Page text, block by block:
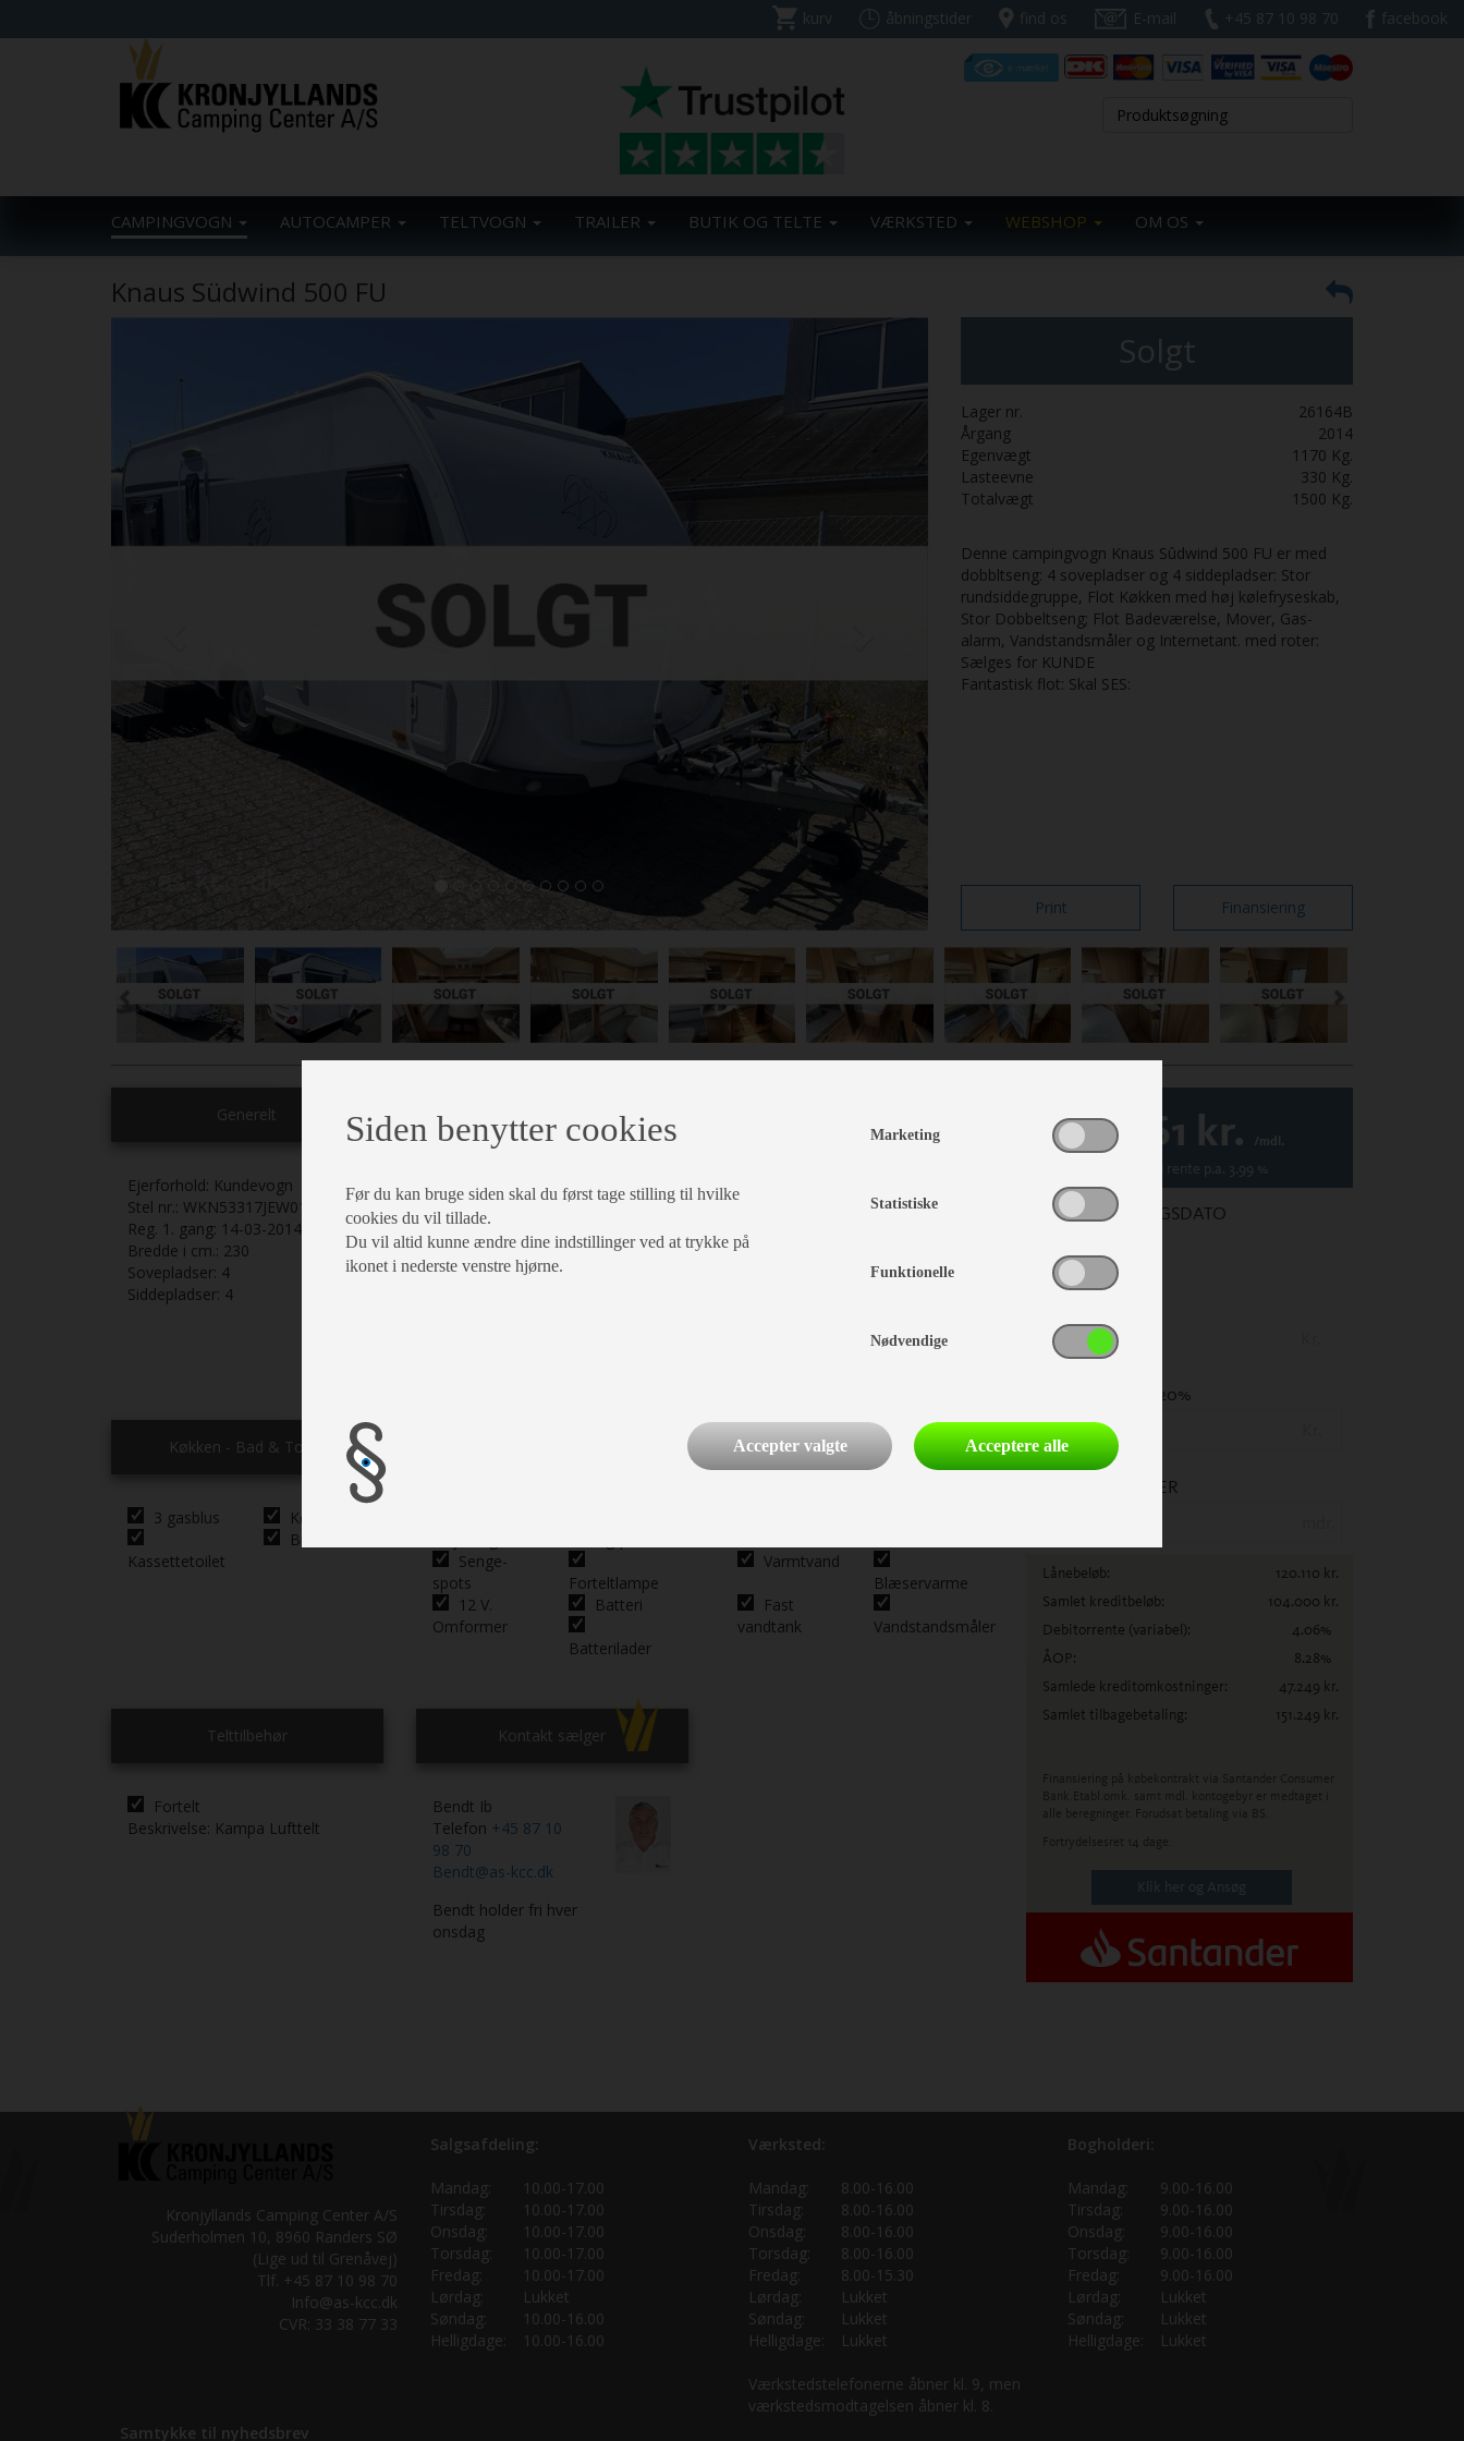
kurv åbningstider find os E-mail +45 87 10 98 70 facebook
CAMPINGVOGN AUTOCAMPER TELTVOGN TRAILER BUTIK OG TELTE VÆRKSTED WEBSHOP OM OS
Knaus Südwind 500 FU
Solgt
Lager nr.
26164B
Årgang
2014
Egenvægt
1170 Kg.
Lasteevne
330 Kg.
Totalvægt
1500 Kg.
Denne campingvogn Knaus Sûdwind 500 FU er med
dobbltseng: 4 sovepladser og 4 siddepladser: Stor
rundsiddegruppe, Flot Køkken med høj kølefryseskab,
Stor Dobbeltseng; Flot Badeværelse, Mover, Gas-
alarm, Vandstandsmåler og Internetant. med roter:
Sælges for KUNDE
Fantastisk flot: Skal SES:
Print Finansiering
1.261 kr. /mdl.
rente p.a. 3.99 %
1. REGISTRERINGSDATO
- 20%
ANTAL MÅNEDER
Lånebeløb: 120.110 kr.
Samlet kreditbeløb:
104.000 kr.
Debitorrente (variabel): 4.06%
ÅOP:
8.28%
Samlede kreditomkostninger:
47.249 kr.
Samlet tilbagebetaling:
151.249 kr.
Finansiering på købekontrakt via Santander Consumer
Bank.
Etabl.omk. samt mdl. kontogebyr er medtaget i
alle beregninger. Forudsat betaling via BS.
Fortrydelsesret 14 dage.
Klik her og Ansøg
Generelt
Ejerforhold: Kundevogn
Stel nr.: WKN53317JEW011057
Reg. 1. gang: 14-03-2014
Bredde i cm.: 230
Sovepladser: 4
Siddepladser: 4
Dobbeltseng Hæve/sænkebord
Rundsiddegruppe Kassettegardiner
Støddæmpere
Stabilisator
tagluge
Køkken - Bad & Toilet
3 gasblus Køleskab
Kassettetoilet
Brusebund
Senge-
spots
Forteltlampe
12 V.
Omformer
Batteri
Batterilader
Vand - Varme & Energi
Varmtvand
Blæservarme
Fast
vandtank
Vandstandsmåler
Telttilbehør
Fortelt
Beskrivelse: Kampa Lufttelt
Kontakt sælger
Bendt Ib
Telefon +45 87 10
98 70
Bendt@as-kcc.dk
Bendt holder fri hver
onsdag
Kronjyllands Camping Center A/S
Suderholmen 10, 8960 Randers SØ
(Lige ud til Grenåvej)
Tlf. +45 87 10 98 70
Info@as-kcc.dk
CVR: 33 38 77 33
Samtykke til nyhedsbrev
Salgsafdeling:
Mandag:
10.00-17.00
Tirsdag:
10.00-17.00
Onsdag:
10.00-17.00
Torsdag:
10.00-17.00
Fredag:
10.00-17.00
Lørdag:
Lukket
Søndag:
10.00-16.00
Helligdage:
10.00-16.00
Værksted:
Mandag:
8.00-16.00
Tirsdag:
8.00-16.00
Onsdag:
8.00-16.00
Torsdag:
8.00-16.00
Fredag:
8.00-15.30
Lørdag:
Lukket
Søndag:
Lukket
Helligdage:
Lukket
Værkstedstelefonerne åbner kl. 9, men
værkstedsmodtagelsen åbner kl. 8.
Bogholderi:
Mandag:
9.00-16.00
Tirsdag:
9.00-16.00
Onsdag:
9.00-16.00
Torsdag:
9.00-16.00
Fredag:
9.00-16.00
Lørdag:
Lukket
Søndag:
Lukket
Helligdage:
Lukket
Siden benytter cookies
Før du kan bruge siden skal du først tage stilling til hvilke
cookies du vil tillade.
Du vil altid kunne ændre dine indstillinger ved at trykke på
ikonet i nederste venstre hjørne.
Marketing
Statistiske
Funktionelle
Nødvendige
Accepter valgte Acceptere alle